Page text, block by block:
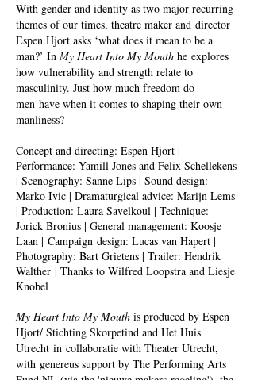
With gender and identity as two major recurring
themes of our times, theatre maker and director
Espen Hjort asks ‘what does it mean to be a
man?’ In My Heart Into My Mouth he explores
how vulnerability and strength relate to
masculinity. Just how much freedom do
men have when it comes to shaping their own
manliness?
Concept and directing: Espen Hjort |
Performance: Yamill Jones and Felix Schellekens
| Scenography: Sanne Lips | Sound design:
Marko Ivic | Dramaturgical advice: Marijn Lems
| Production: Laura Savelkoul | Technique:
Jorick Bronius | General management: Koosje
Laan | Campaign design: Lucas van Hapert |
Photography: Bart Grietens | Trailer: Hendrik
Walther | Thanks to Wilfred Loopstra and Liesje
Knobel
My Heart Into My Mouth is produced by Espen
Hjort/ Stichting Skorpetind and Het Huis
Utrecht in collaboratie with Theater Utrecht,
with genereus support by The Performing Arts